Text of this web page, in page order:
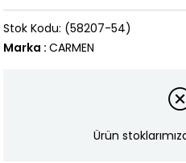
(58207-54)
Marka : CARMEN
Ürün